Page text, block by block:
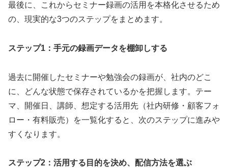
最後に、これからセミナー録画の活用を本格化させるため
の、現実的な3つのステップをまとめます。
ステップ1：手元の録画データを棚卸しする
過去に開催したセミナーや勉強会の録画が、社内のどこ
に、どんな状態で保存されているかを把握します。テー
マ、開催日、講師、想定する活用先（社内研修・顧客フォ
ロー・有料販売）を一覧化すると、次のステップに進みや
すくなります。
ステップ2：活用する目的を決め、配信方法を選ぶ